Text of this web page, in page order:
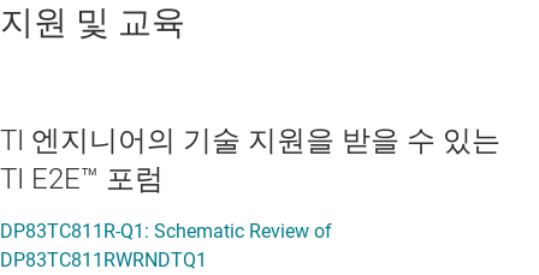
지원 및 교육
TI 엔지니어의 기술 지원을 받을 수 있는
TI E2E™ 포럼